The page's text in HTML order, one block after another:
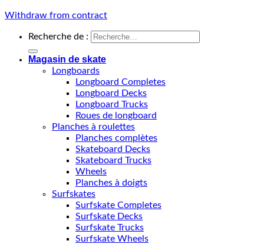
Withdraw from contract
Recherche de :
Magasin de skate
Longboards
Longboard Completes
Longboard Decks
Longboard Trucks
Roues de longboard
Planches à roulettes
Planches complètes
Skateboard Decks
Skateboard Trucks
Wheels
Planches à doigts
Surfskates
Surfskate Completes
Surfskate Decks
Surfskate Trucks
Surfskate Wheels